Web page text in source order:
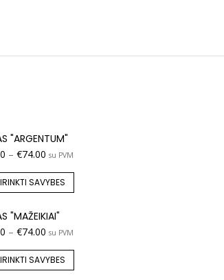
"ARGENTUM"
– €74.00 su PVM
SAVYBES
"MAŽEIKIAI"
– €74.00 su PVM
SAVYBES